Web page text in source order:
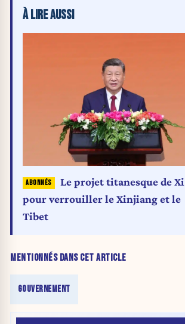
MENTIONNÉS DANS CET ARTICLE
GOUVERNEMENT
À LIRE AUSSI
Le projet titanesque de Xi
pour verrouiller le Xinjiang et le
Tibet